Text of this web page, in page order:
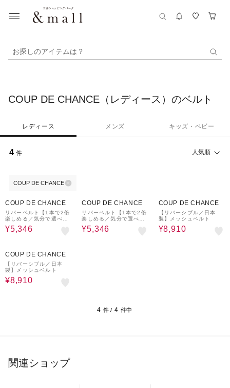
お探しのアイテムは？
COUP DE CHANCE（レディース）のベルト
レディース メンズ キッズ・ベビー
4 件 人気順
COUP DE CHANCE
COUP DE CHANCE
リバーベルト【1本で2倍
楽しめる／気分で選べる
リバーシブル仕様】
¥5,346
COUP DE CHANCE
リバーベルト【1本で2倍
楽しめる／気分で選べる
リバーシブル仕様】
¥5,346
COUP DE CHANCE
【リバーシブル／日本
製】メッシュベルト
¥8,910
COUP DE CHANCE
【リバーシブル／日本
製】メッシュベルト
¥8,910
4 件 / 4 件中
関連ショップ